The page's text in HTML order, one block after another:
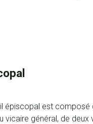
épiscopal est
vicaire général, de